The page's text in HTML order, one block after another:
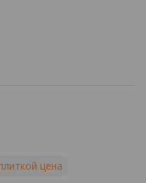
цена